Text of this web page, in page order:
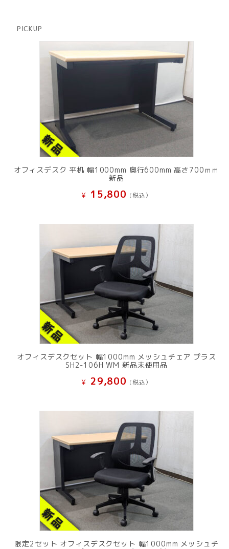
PICKUP
オフィスデスク 平机 幅1000mm 奥行600mm 高さ700ｍｍ
新品
¥ 15,800 (税込）
オフィスデスクセット 幅1000mm メッシュチェア プラス
SH2-106H WM 新品未使用品
¥ 29,800 (税込）
限定2セット オフィスデスクセット 幅1000mm メッシュチ